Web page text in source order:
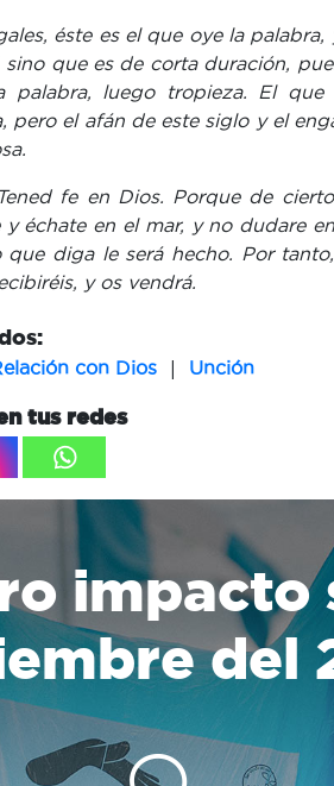
éste es el que oye la palabra,
que es de corta duración,
palabra, luego tropieza. El que
pero el afán de este siglo y el
fe en Dios. Porque de
échate en el mar, y no dudare
diga le será hecho. Por
y os vendrá.
con Dios | Unción
tus redes
impacto
del